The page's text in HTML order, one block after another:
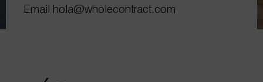
Email
hola@wholecontract.com